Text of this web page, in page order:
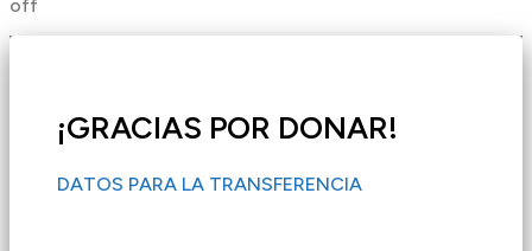
off
¡GRACIAS POR DONAR!
DATOS PARA LA TRANSFERENCIA